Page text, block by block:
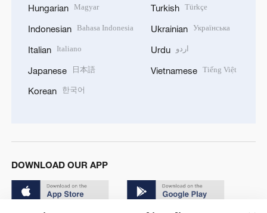
Hungarian Magyar
Indonesian Bahasa Indonesia
Italian Italiano
Japanese 日本語
Korean 한국어
Turkish Türkçe
Ukrainian Українська
Urdu اردو
Vietnamese Tiếng Việt
DOWNLOAD OUR APP